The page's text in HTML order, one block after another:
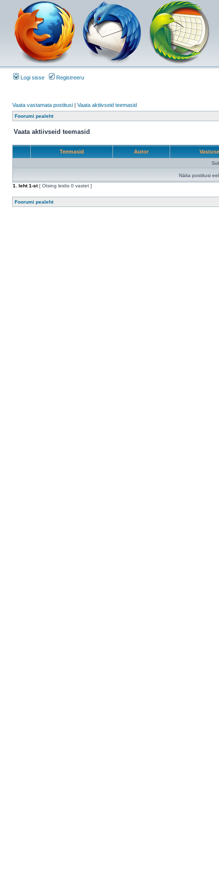
Logi sisse Registreeru
Vaata vastamata postitusi | Vaata aktiivseid teemasid
Foorumi pealeht
Vaata aktiivseid teemasid
Teemasid Autor
Näita postitusi
1
. leht1-st[ Otsing leidis 0 vastet ]
Foorumi pealeht